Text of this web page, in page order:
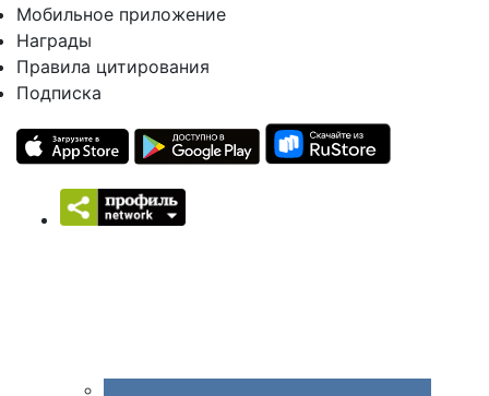
Мобильное приложение
Награды
Правила цитирования
Подписка